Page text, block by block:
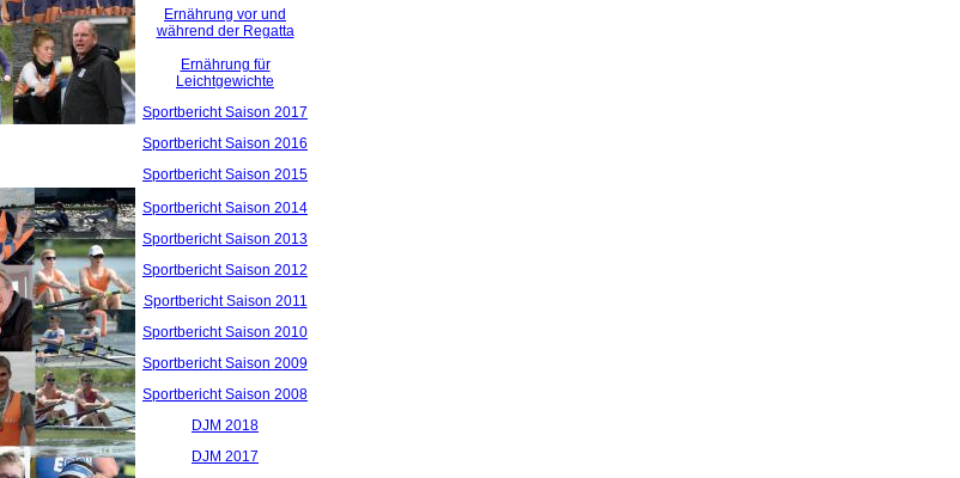
Ernährung vor und
während der Regatta
Ernährung für
Leichtgewichte
Sportbericht Saison 2017
Sportbericht Saison 2016
Sportbericht Saison 2015
Sportbericht Saison 2014
Sportbericht Saison 2013
Sportbericht Saison 2012
Sportbericht Saison 2011
Sportbericht Saison 2010
Sportbericht Saison 2009
Sportbericht Saison 2008
DJM 2018
DJM 2017